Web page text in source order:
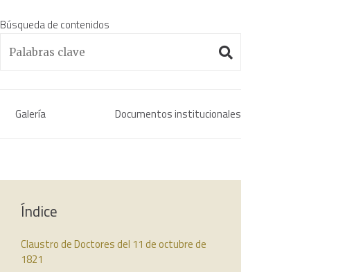
Búsqueda de contenidos
Galería Documentos institucionales
Índice
Claustro de Doctores del 11 de octubre de
1821